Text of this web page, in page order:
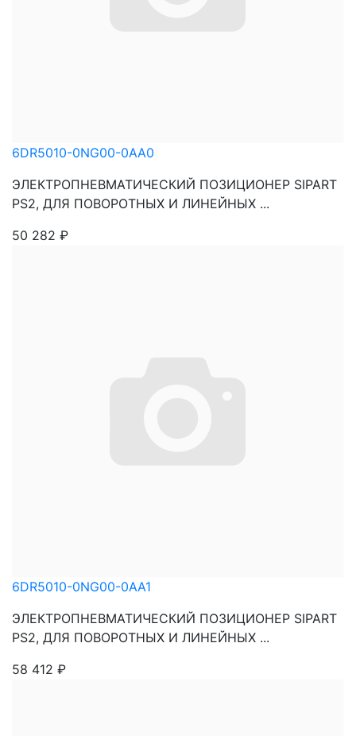
6DR5010-0NG00-0AA0
ЭЛЕКТРОПНЕВМАТИЧЕСКИЙ ПОЗИЦИОНЕР SIPART
PS2, ДЛЯ ПОВОРОТНЫХ И ЛИНЕЙНЫХ ...
50 282 ₽
6DR5010-0NG00-0AA1
ЭЛЕКТРОПНЕВМАТИЧЕСКИЙ ПОЗИЦИОНЕР SIPART
PS2, ДЛЯ ПОВОРОТНЫХ И ЛИНЕЙНЫХ ...
58 412 ₽